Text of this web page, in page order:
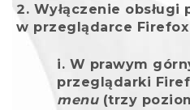
Wyłączenie obsługi
w przeglądarce Firefox
W prawym
przeglądarki
menu(trzy